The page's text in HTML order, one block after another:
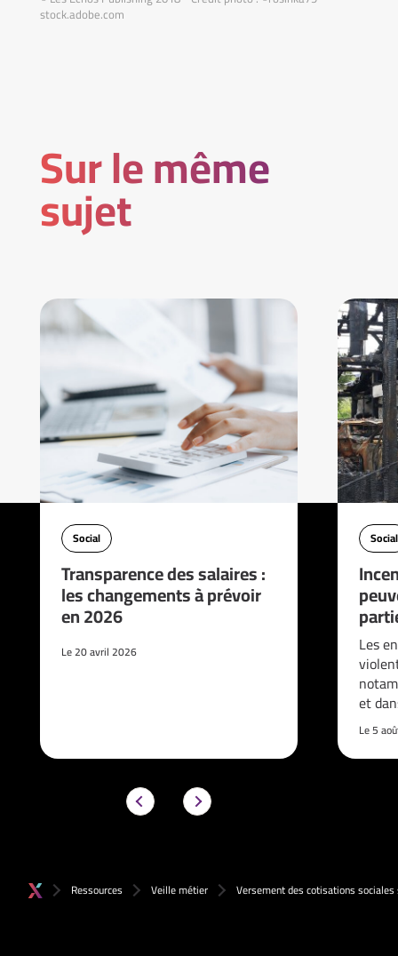
stock.adobe.com
Sur le même
sujet
Social
Transparence des salaires :
les changements à prévoir
en 2026
Le 20 avril 2026
Social
Les
et
Le 5
Ressources Veille métier Versement des cotisations